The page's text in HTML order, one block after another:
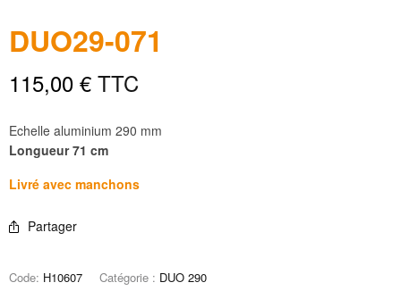
DUO29-071
115,00 € TTC
Echelle aluminium 290 mm
Longueur 71 cm
Livré avec manchons
Partager
Code: H10607 Catégorie : DUO 290